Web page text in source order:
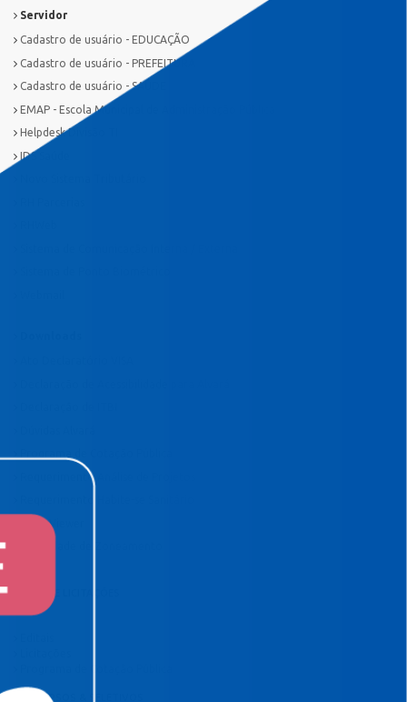
Servidor
Cadastro de usuário - EDUCAÇÃO
Cadastro de usuário - PREFEITURA
Cadastro de usuário - SAÚDE
EMAP - Escola Municipal de Administração Pública
Helpdesk Divisão TI
IDS Saúde
Requerimento Análise de Projetos
TeamViewer
EDITAIS E LICITAÇÕES
CONCURSOS & SELETIVOS